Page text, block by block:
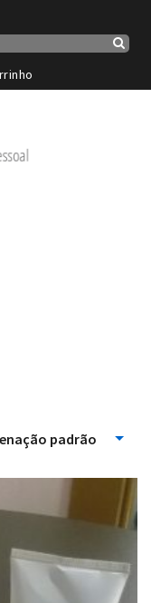
padrão